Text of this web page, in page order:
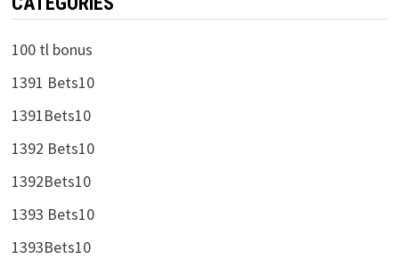
CATEGORIES
100 tl bonus
1391 Bets10
1391Bets10
1392 Bets10
1392Bets10
1393 Bets10
1393Bets10